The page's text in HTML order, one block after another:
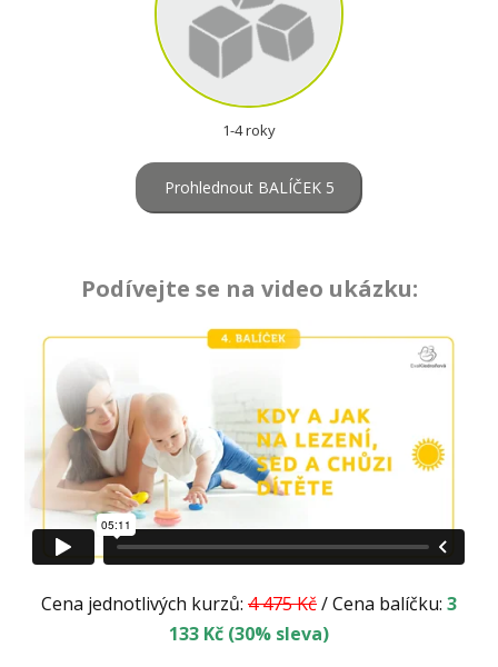
1-4 roky
Prohlednout BALÍČEK 5
Podívejte se na video ukázku:
Cena jednotlivých kurzů: 4 475Kč/ Cena balíčku: 3
133 Kč (30% sleva)